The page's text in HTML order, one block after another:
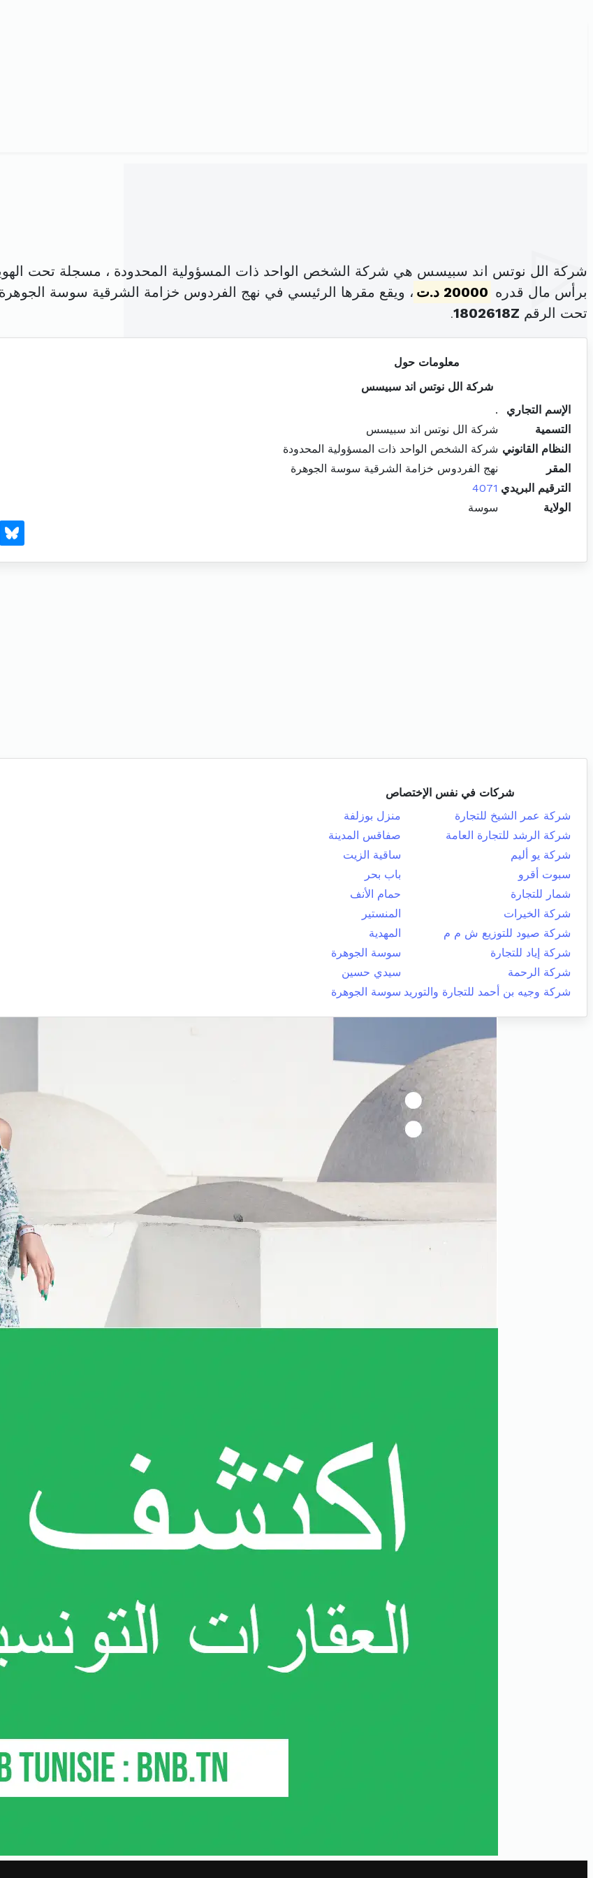
شركة الل نوتس اند سبيسس هي شركة الشخص الواحد ذات المسؤولية المحدودة ، مسجلة تحت
برأس مال قدره 20000 د.ت ، ويقع مقرها الرئيسي في نهج الفردوس خزامة الشرقية سوسة
تحت الرقم 1802618Z
.
معلومات حول
شركة الل نوتس اند سبيسس
الإسم التجاري
.
التسمية
شركة الل نوتس اند سبيسس
النظام القانوني شركة الشخص الواحد ذات المسؤولية المحدودة
المقر
نهج الفردوس خزامة الشرقية سوسة الجوهرة
الترقيم البريدي 4071
الولاية
سوسة
شركات في نفس الإختصاص
شركة عمر الشيخ للتجارة
منزل بوزلفة
شركة الرشد للتجارة العامة
صفاقس المدينة
شركة يو أليم
ساقية الزيت
سبوت أقرو
باب بحر
شمار للتجارة
حمام الأنف
شركة الخيرات
المنستير
شركة صيود للتوزيع ش م م
المهدية
شركة إياد للتجارة
سوسة الجوهرة
شركة الرحمة
سيدي حسين
شركة وجيه بن أحمد للتجارة والتوريد سوسة الجوهرة